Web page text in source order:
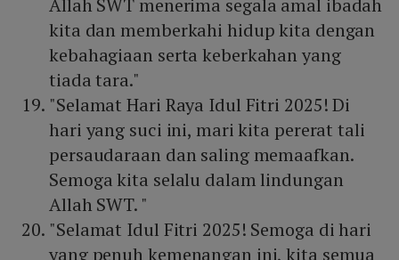
Allah SWT menerima segala amal ibadah
kita dan memberkahi hidup kita dengan
kebahagiaan serta keberkahan yang
tiada tara."
"Selamat Hari Raya Idul Fitri 2025! Di
hari yang suci ini, mari kita pererat tali
persaudaraan dan saling memaafkan.
Semoga kita selalu dalam lindungan
Allah SWT. "
"Selamat Idul Fitri 2025! Semoga di hari
yang penuh kemenangan ini, kita semua